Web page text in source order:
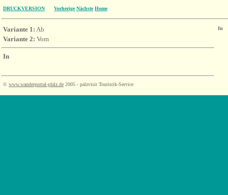
DRUCKVERSION Vorherige Nächste Home
Variante 1: Ab
Variante 2: Vom
In
© www.wanderportal-pfalz.de 2005 - palzvisit Touristik-Service
In